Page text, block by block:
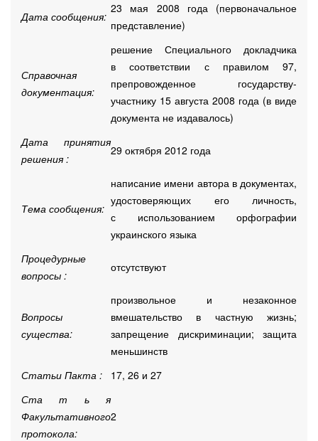
Дата сообщения:
23 мая 2008 года (первоначальное
представление)
Справочная
документация:
решение Специального докладчика
в соответствии с правилом 97,
препровожденное государству-
участнику 15 августа 2008 года (в виде
документа не издавалось)
Дата принятия
решения :
29 октября 2012 года
Тема сообщения:
написание имени автора в документах,
удостоверяющих его личность,
с использованием орфографии
украинского языка
Процедурные
вопросы :
отсутствуют
Вопросы
существа:
произвольное и незаконное
вмешательство в частную жизнь;
запрещение дискриминации; защита
меньшинств
Статьи Пакта :
17, 26 и 27
Ста т ь я
Факультативного
протокола:
2